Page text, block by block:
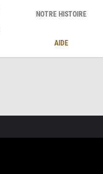
NOTRE HISTOIRE
AIDE